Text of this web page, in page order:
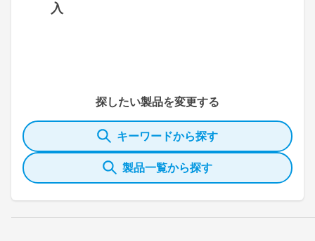
入
探したい製品を変更する
キーワードから探す
製品一覧から探す